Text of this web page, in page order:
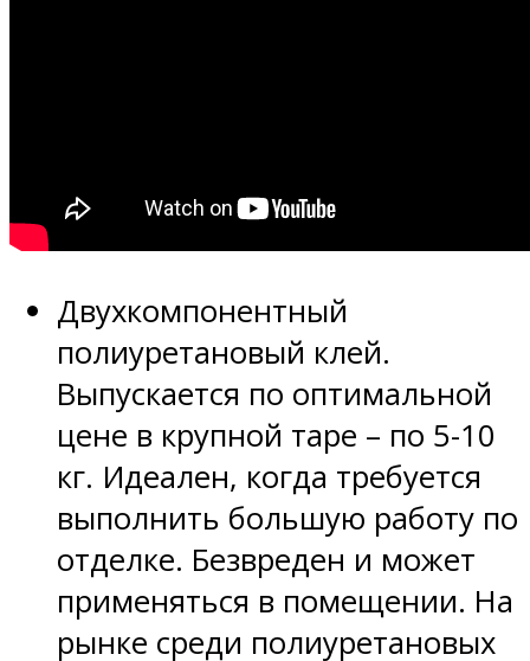
Двухкомпонентный
полиуретановый клей.
Выпускается по оптимальной
цене в крупной таре – по 5-10
кг. Идеален, когда требуется
выполнить большую работу по
отделке. Безвреден и может
применяться в помещении. На
рынке среди полиуретановых